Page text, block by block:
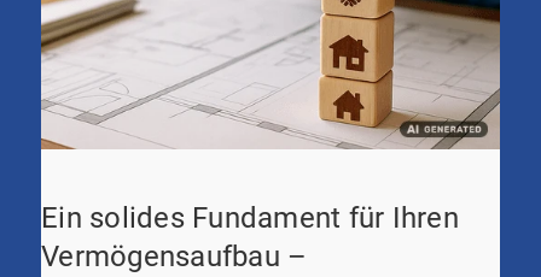
Ein solides Fundament für Ihren
Vermögensaufbau –